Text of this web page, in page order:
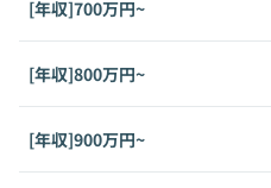
[年収]700万円~
[年収]800万円~
[年収]900万円~